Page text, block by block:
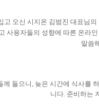
고 오신 시지온 김범진 대표님
사용자들의 성향에 따른 온라
말씀
께 들으니
늦은 시간에 식사를
니다 준비하는